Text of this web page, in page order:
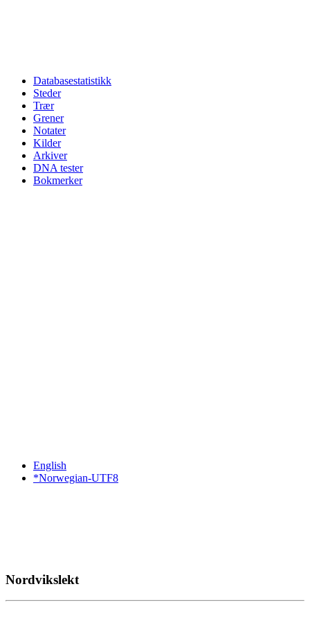
Databasestatistikk
Steder
Trær
Grener
Notater
Kilder
Arkiver
DNA tester
Bokmerker
English
*Norwegian-UTF8
Nordvikslekt